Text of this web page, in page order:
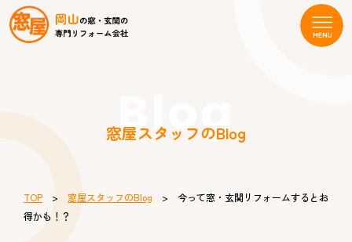
Blog
窓屋スタッフのBlog
TOP > 窓屋スタッフのBlog > 今って窓・玄関リフォームするとお
得かも！？